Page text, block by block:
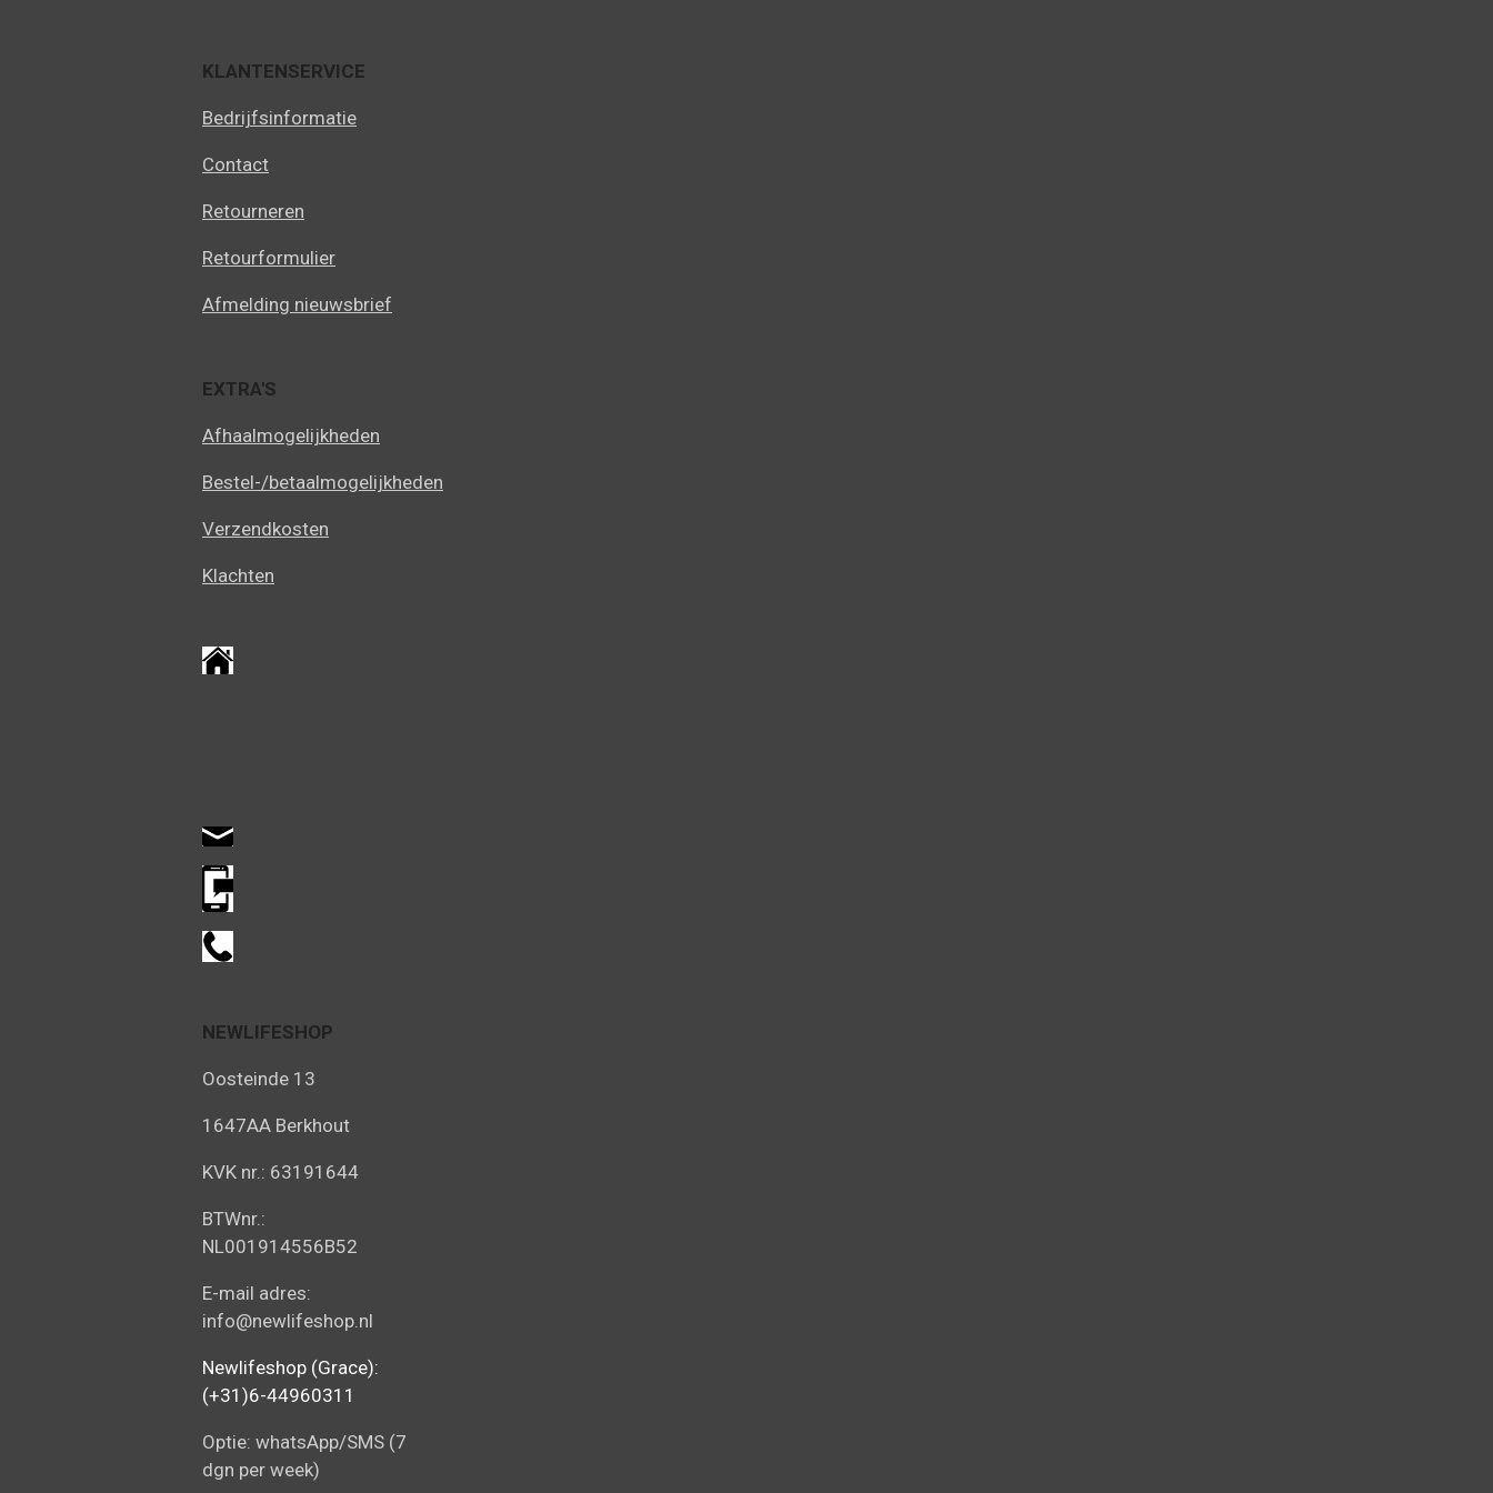
KLANTENSERVICE
Bedrijfsinformatie
Contact
Retourneren
Retourformulier
Afmelding nieuwsbrief
EXTRA'S
Afhaalmogelijkheden
Bestel-/betaalmogelijkheden
Verzendkosten
Klachten
NEWLIFESHOP
Oosteinde 13
1647AA Berkhout
KVK nr.: 63191644
BTWnr.:
NL001914556B52
E-mail adres:
info@newlifeshop.nl
Newlifeshop (Grace):
(+31)6-44960311
Optie: whatsApp/SMS (7
dgn per week)